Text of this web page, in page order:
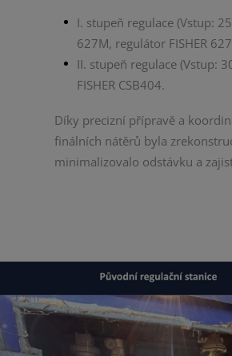
I. stupeň regulace (Vstup:
627M, regulátor FISHER
II. stupeň regulace (Vstup:
FISHER CSB404.
Díky precizní přípravě a
finálních nátěrů byla
minimalizovalo odstávku a